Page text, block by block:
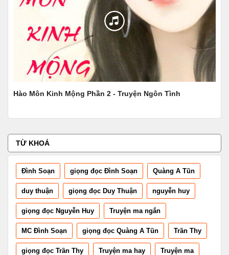
Hào Môn Kinh Mộng Phần 2 - Truyện Ngôn Tình
TỪ KHOÁ
Đình Soạn giọng đọc Đình Soạn Quàng A Tũn
duy thuận giọng đọc Duy Thuận nguyễn huy
giọng đọc Nguyễn Huy Truyện ma ngắn
MC Đình Soạn giọng đọc Quàng A Tũn Trần Thy
giọng đọc Trần Thy Truyện ma hay Truyện ma